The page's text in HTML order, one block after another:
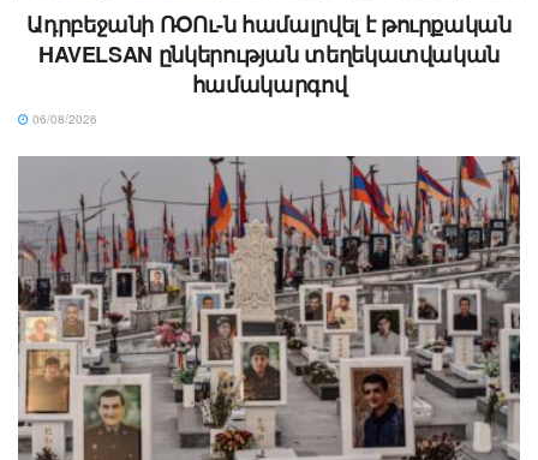
Ադրբեջանի ՌՕՈւ-ն համալրվել է թուրքական
HAVELSAN ընկերության տեղեկատվական
համակարգով
06/08/2026